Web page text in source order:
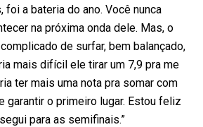
foi a bateria do ano. Você nunca
na próxima onda dele. Mas, o
de surfar, bem balançado,
mais difícil ele tirar um 7,9 pra me
ter mais uma nota pra somar com
garantir o primeiro lugar. Estou feliz
para as semifinais.”